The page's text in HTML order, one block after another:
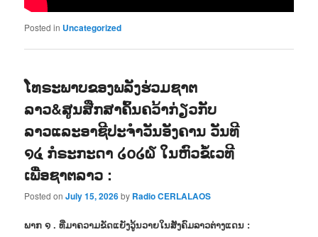
Posted in Uncategorized
ໂທຣະພາບຂອງພລັງຮ່ວມຊາຕ
ລາວ&ສູນສືກສາຄົ້ນຄວ້າກ່ຽວກັບ
ລາວແລະອາຊີປະຈຳວັນອັງຄານ ວັນທີ
໑໔ ກໍຣະກະດາ ໒໐໒໖ ໃນຫົວຂໍ້ເວທີ
ເພື່ອຊາຕລາວ :
Posted onJuly 15, 2026by Radio CERLALAOS
ພາກ ໑ . ທີ່ມາຄວາມຂັດແຍັງວູ້ນວາຍໃນສັງຄົມລາວຕ່າງແດນ :